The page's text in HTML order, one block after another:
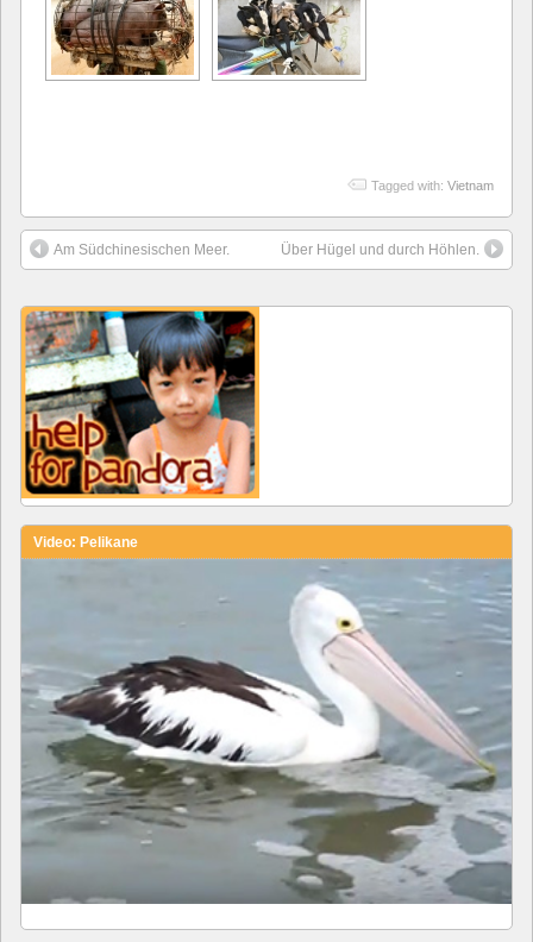
Tagged with: Vietnam
Am Südchinesischen Meer. Über Hügel und durch Höhlen.
Video: Pelikane